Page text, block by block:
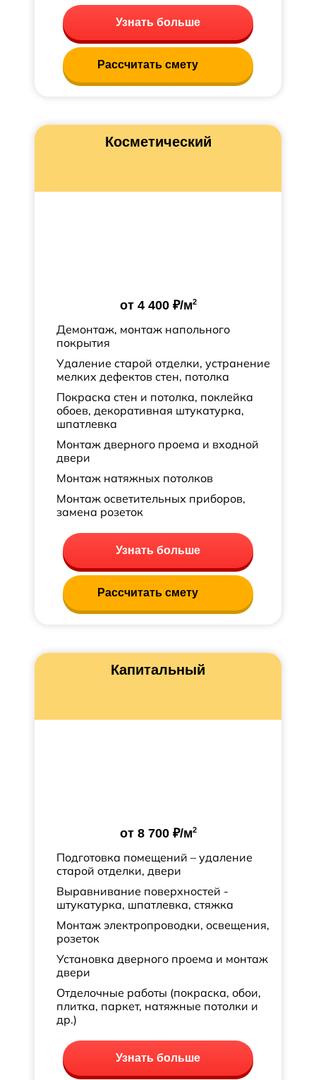
Узнать больше
Рассчитать смету
Косметический
от4 400 ₽/м2
Демонтаж, монтаж напольного
покрытия
Удаление старой отделки, устранение
мелких дефектов стен, потолка
Покраска стен и потолка, поклейка
обоев, декоративная штукатурка,
шпатлевка
Монтаж дверного проема и входной
двери
Монтаж натяжных потолков
Монтаж осветительных приборов,
замена розеток
Узнать больше
Рассчитать смету
Капитальный
от8 700 ₽/м2
Подготовка помещений – удаление
старой отделки, двери
Выравнивание поверхностей -
штукатурка, шпатлевка, стяжка
Монтаж электропроводки, освещения,
розеток
Установка дверного проема и монтаж
двери
Отделочные работы (покраска, обои,
плитка, паркет, натяжные потолки и
др.)
Узнать больше